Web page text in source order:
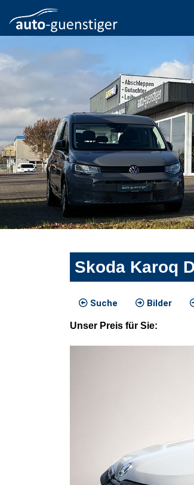
Skoda Karoq
Suche Bilder
Unser Preis für Sie: